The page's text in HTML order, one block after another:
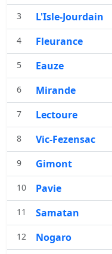
3 L'Isle-Jourdain
4 Fleurance
5 Eauze
6 Mirande
7 Lectoure
8 Vic-Fezensac
9 Gimont
10 Pavie
11 Samatan
12 Nogaro